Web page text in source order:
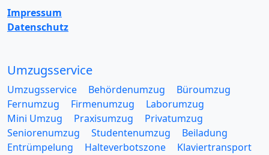
Impressum
Datenschutz
Umzugsservice
Umzugsservice Behördenumzug
Büroumzug
Fernumzug
Firmenumzug
Laborumzug
Mini Umzug
Praxisumzug
Privatumzug
Seniorenumzug
Studentenumzug
Beiladung
Entrümpelung
Halteverbotszone
Klaviertransport